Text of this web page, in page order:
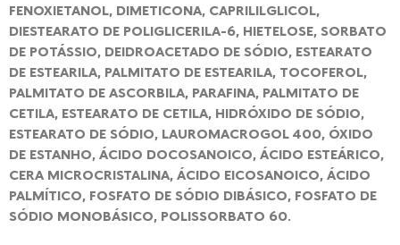
FENOXIETANOL, DIMETICONA, CAPRILILGLICOL,
DIESTEARATO DE POLIGLICERILA-6, HIETELOSE, SORBATO
DE POTÁSSIO, DEIDROACETADO DE SÓDIO, ESTEARATO
DE ESTEARILA, PALMITATO DE ESTEARILA, TOCOFEROL,
PALMITATO DE ASCORBILA, PARAFINA, PALMITATO DE
CETILA, ESTEARATO DE CETILA, HIDRÓXIDO DE SÓDIO,
ESTEARATO DE SÓDIO, LAUROMACROGOL 400, ÓXIDO
DE ESTANHO, ÁCIDO DOCOSANOICO, ÁCIDO ESTEÁRICO,
CERA MICROCRISTALINA, ÁCIDO EICOSANOICO, ÁCIDO
PALMÍTICO, FOSFATO DE SÓDIO DIBÁSICO, FOSFATO DE
SÓDIO MONOBÁSICO, POLISSORBATO 60.